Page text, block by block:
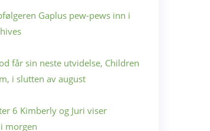
Gaplus pew-pews inn i
får sin neste utvidelse, Children
i slutten av august
6 Kimberly og Juri viser
morgen